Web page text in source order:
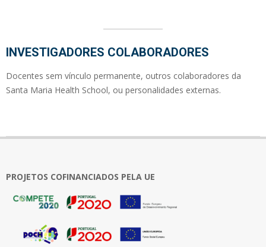
INVESTIGADORES COLABORADORES
Docentes sem vínculo permanente, outros colaboradores da
Santa Maria Health School, ou personalidades externas.
2018-
06
PROJETOS COFINANCIADOS PELA UE